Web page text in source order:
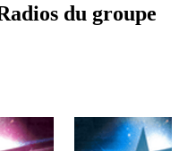
du groupe